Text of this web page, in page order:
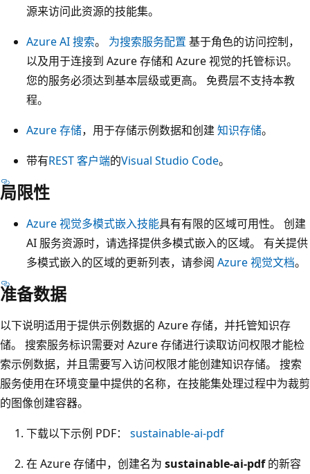
源来访问此资源的技能集。
Azure AI 搜索。 为搜索服务配置 基于角色的访问控制，
以及用于连接到 Azure 存储和 Azure 视觉的托管标识。
您的服务必须达到基本层级或更高。 免费层不支持本教
程。
Azure 存储，用于存储示例数据和创建知识存储。
带有REST 客户端的Visual Studio Code。
局限性
Azure 视觉多模式嵌入技能具有有限的区域可用性。 创建
AI 服务资源时，请选择提供多模式嵌入的区域。 有关提供
多模式嵌入的区域的更新列表，请参阅 Azure 视觉文档。
准备数据
以下说明适用于提供示例数据的 Azure 存储，并托管知识存
储。 搜索服务标识需要对 Azure 存储进行读取访问权限才能检
索示例数据，并且需要写入访问权限才能创建知识存储。 搜索
服务使用在环境变量中提供的名称，在技能集处理过程中为裁剪
的图像创建容器。
下载以下示例 PDF： sustainable-ai-pdf
在 Azure 存储中，创建名为 sustainable-ai-pdf的新容